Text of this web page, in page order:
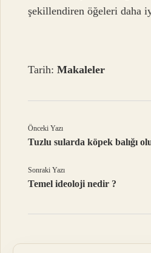
şekillendiren öğeleri daha
Tarih:Makaleler
Önceki Yazı
Tuzlu sularda köpek balığı
Sonraki Yazı
Temel ideoloji nedir ?